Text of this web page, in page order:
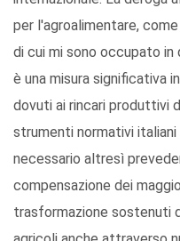
per l'agroalimentare,
di cui mi sono occupato in
è una misura significativa
dovuti ai rincari produttivi
strumenti normativi
necessario altresì
compensazione dei
trasformazione sostenuti